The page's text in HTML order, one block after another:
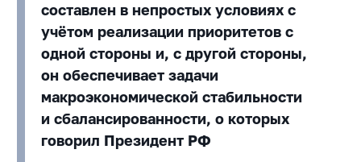
составлен в непростых условиях с
учётом реализации приоритетов с
одной стороны и, с другой стороны,
он обеспечивает задачи
макроэкономической стабильности
и сбалансированности, о которых
говорил Президент РФ